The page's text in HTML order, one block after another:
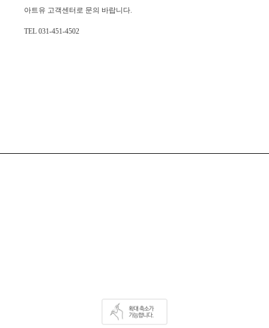
아트유 고객센터로 문의 바랍니다.
TEL 031-451-4502